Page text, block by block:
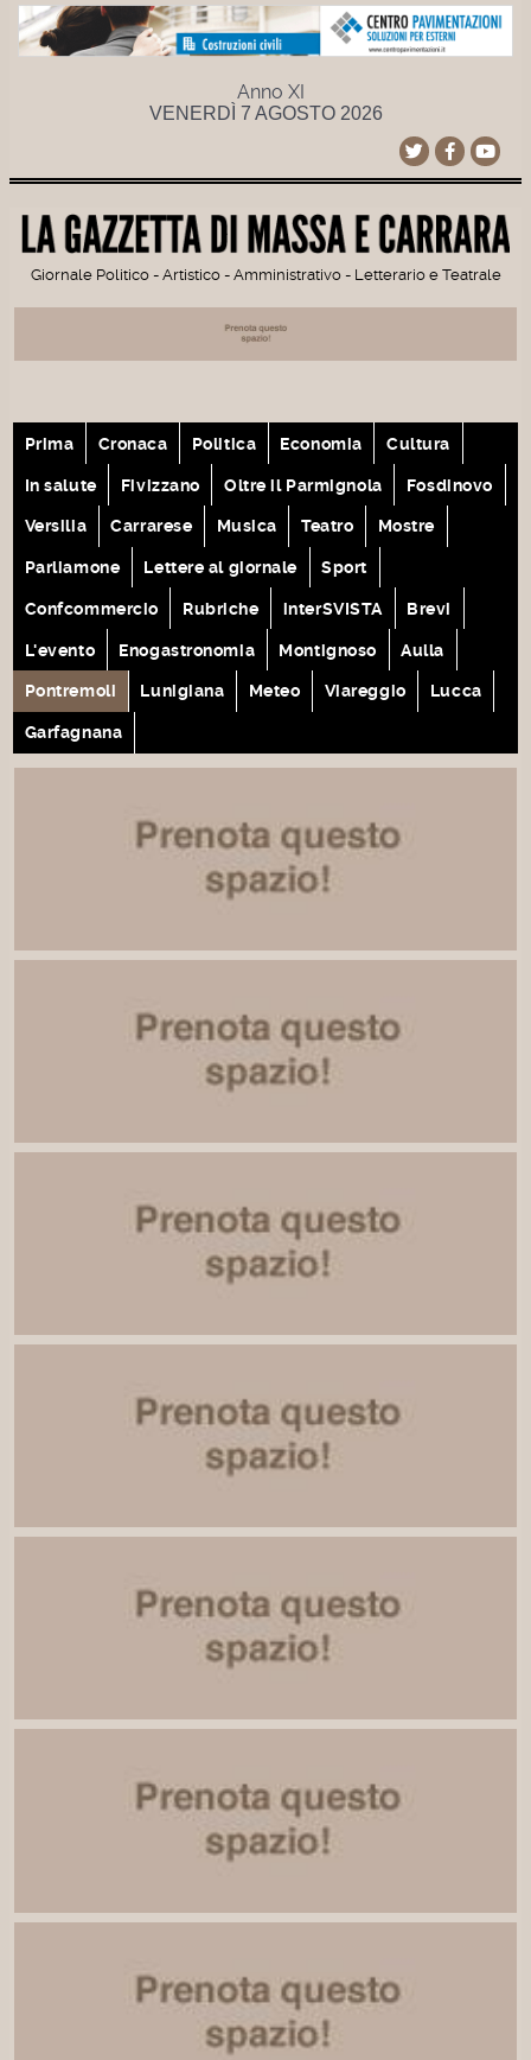
Anno XI
VENERDÌ 7 AGOSTO 2026
Giornale Politico - Artistico - Amministrativo - Letterario e Teatrale
Prima Cronaca Politica Economia Cultura
In salute Fivizzano Oltre il Parmignola Fosdinovo
Versilia Carrarese Musica Teatro Mostre
Parliamone Lettere al giornale Sport
Confcommercio Rubriche interSVISTA Brevi
L'evento Enogastronomia Montignoso Aulla
Pontremoli Lunigiana Meteo Viareggio Lucca
Garfagnana